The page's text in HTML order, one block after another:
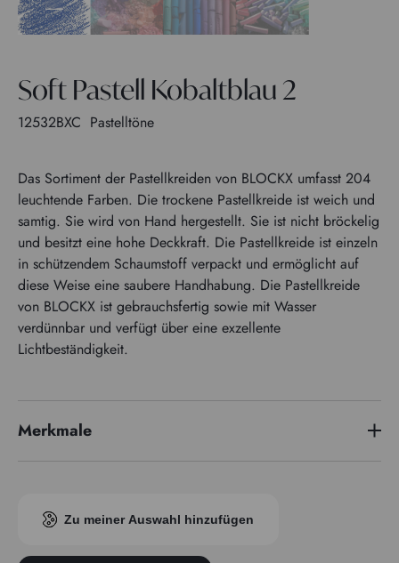
Soft Pastell Kobaltblau 2
12532BXC Pastelltöne
Das Sortiment der Pastellkreiden von BLOCKX umfasst 204
leuchtende Farben. Die trockene Pastellkreide ist weich und
samtig. Sie wird von Hand hergestellt. Sie ist nicht bröckelig
und besitzt eine hohe Deckkraft. Die Pastellkreide ist einzeln
in schützendem Schaumstoff verpackt und ermöglicht auf
diese Weise eine saubere Handhabung. Die Pastellkreide
von BLOCKX ist gebrauchsfertig sowie mit Wasser
verdünnbar und verfügt über eine exzellente
Lichtbeständigkeit.
Merkmale
Zu meiner Auswahl hinzufügen